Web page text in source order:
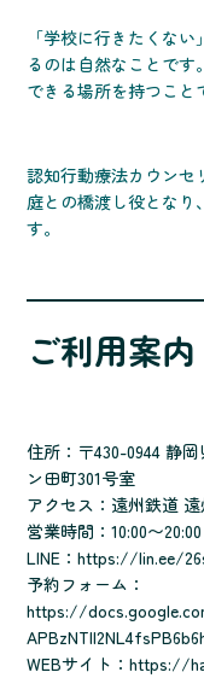
「学校に行きたくな
るのは自然なことで
できる場所を持つこと
認知行動療法カウンセ
庭との橋渡し役となり
す。
ご利用案内
住所：〒430-0944 静
ン田町301号室
アクセス：遠州鉄道
営業時間：10:00〜
LINE：https://lin.ee/
予約フォーム：
https://
WEBサイト：https://